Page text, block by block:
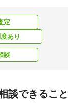
定
あり
談
談できること